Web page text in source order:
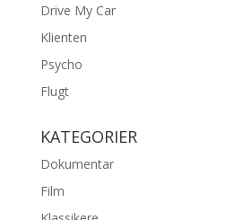
Drive My Car
Klienten
Psycho
Flugt
KATEGORIER
Dokumentar
Film